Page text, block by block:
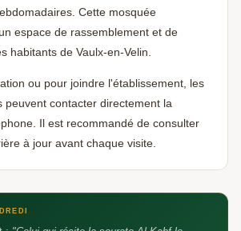
Cette mosquée
espace de rassemblement et de
habitants de Vaulx-en-Velin.
ou pour joindre l'établissement, les
peuvent contacter directement la
Il est recommandé de consulter
à jour avant chaque visite.
fik